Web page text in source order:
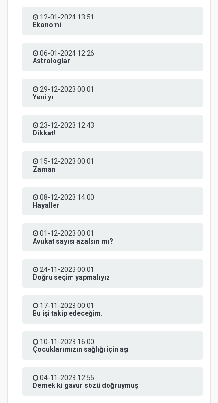
12-01-2024 13:51
Ekonomi
06-01-2024 12:26
Astrologlar
29-12-2023 00:01
Yeni yıl
23-12-2023 12:43
Dikkat!
15-12-2023 00:01
Zaman
08-12-2023 14:00
Hayaller
01-12-2023 00:01
Avukat sayısı azalsın mı?
24-11-2023 00:01
Doğru seçim yapmalıyız
17-11-2023 00:01
Bu işi takip edeceğim.
10-11-2023 16:00
Çocuklarımızın sağlığı için aşı
04-11-2023 12:55
Demek ki gavur sözü doğruymuş